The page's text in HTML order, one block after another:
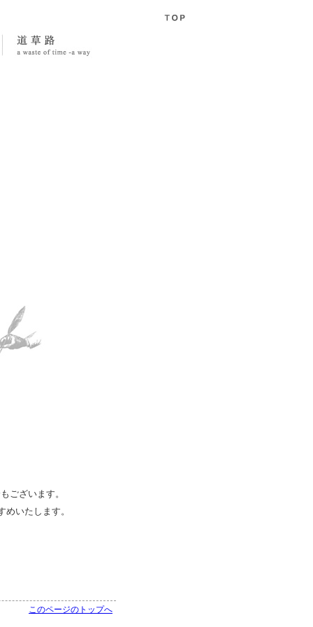
ございます。
めいたします。
このページのトップへ